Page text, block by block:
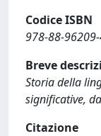
Codice ISBN
978-88-
Breve
Storia della
significative,
Citazione